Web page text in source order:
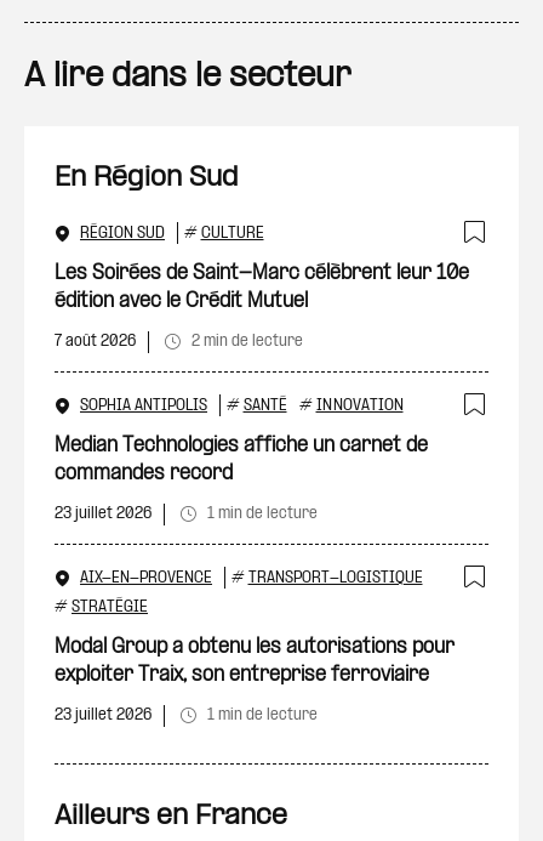
A lire dans le secteur
En Région Sud
RÉGION SUD # CULTURE
Les Soirées de Saint-Marc célèbrent leur 10e
édition avec le Crédit Mutuel
7 août 2026 2 min de lecture
SOPHIA ANTIPOLIS # SANTÉ # INNOVATION
Median Technologies affiche un carnet de
commandes record
23 juillet 2026 1 min de lecture
AIX-EN-PROVENCE # TRANSPORT-LOGISTIQUE
# STRATÉGIE
Modal Group a obtenu les autorisations pour
exploiter Traix, son entreprise ferroviaire
23 juillet 2026 1 min de lecture
Ailleurs en France